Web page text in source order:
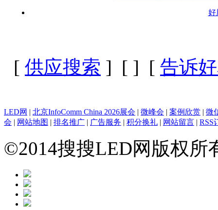
好
[ 供应搜索 ] [ ] [ 告诉
LED网 北京InfoComm China 2026展会 微峰会 案例欣赏
微
会
网站地图 排名推广 广告服务 积分换礼 网站留言 RSS
©2014搜搜LED网版权